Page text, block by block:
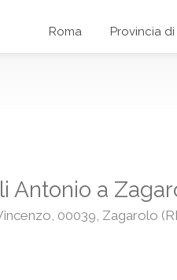
Roma Provincia
Antonio a
00039, Zagarolo